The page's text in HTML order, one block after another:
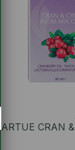
ARTUE CRAN